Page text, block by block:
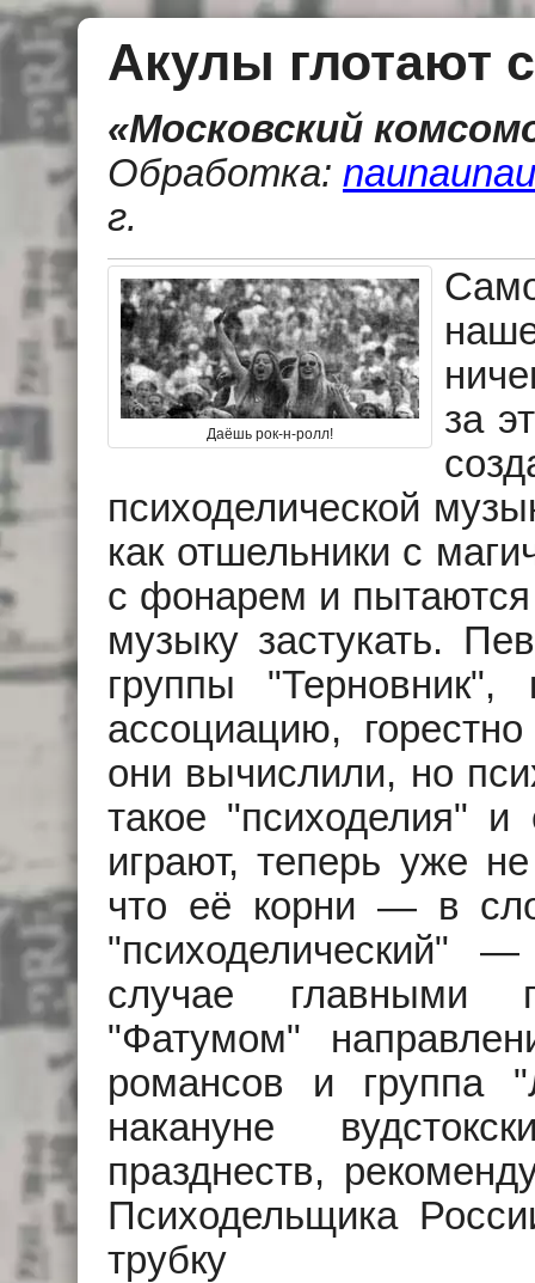
Акулы глотают
«Московский
Обработка:
г.
Даёшь рок-н-ролл!
за
психоделической
как отшельники с
с фонарем и
музыку застукать.
группы "Терновник",
ассоциацию,
они вычислили, но
такое "психоделия"
играют, теперь уже
что её корни — в
"психоделический"
случае главными
"Фатумом"
романсов и группа
накануне
празднеств,
Психодельщика
трубку